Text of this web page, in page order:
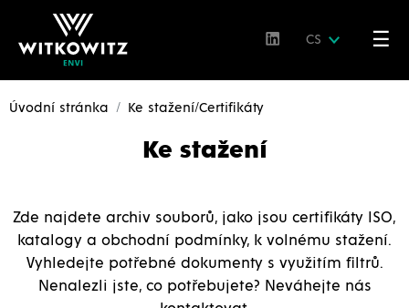
CS ☰
Úvodní stránka Ke stažení/Certifikáty
Ke stažení
Zde najdete archiv souborů, jako jsou certifikáty ISO,
katalogy a obchodní podmínky, k volnému stažení.
Vyhledejte potřebné dokumenty s využitím filtrů.
Nenalezli jste, co potřebujete? Neváhejte nás